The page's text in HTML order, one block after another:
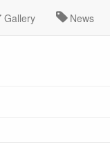
Gallery News